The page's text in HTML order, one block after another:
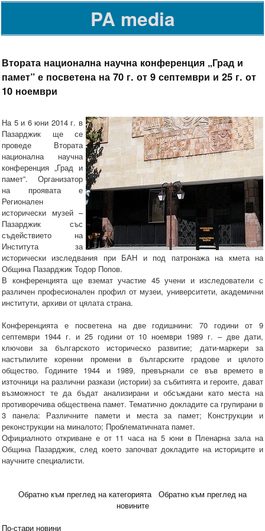
PA media
Втората национална научна конференция „Град и
памет” е посветена на 70 г. от 9 септември и 25 г. от
10 ноември
На 5 и 6 юни 2014 г. в
Пазарджик ще се
проведе Втората
национална научна
конференция „Град и
памет”. Организатор
на проявата е
Регионален
исторически музей –
Пазарджик със
съдействието на
Института за
исторически изследвания при БАН и под патронажа на кмета на
Община Пазарджик Тодор Попов.
В конференцията ще вземат участие 45 учени и изследователи с
различен професионален профил от музеи, университети, академични
институти, архиви от цялата страна.
Конференцията е посветена на две годишнини: 70 години от 9
септември 1944 г. и 25 години от 10 ноември 1989 г. – две дати,
ключови за българското историческо развитие; дати-маркери за
настъпилите коренни промени в българските градове и цялото
общество. Годините 1944 и 1989, превърнали се във времето в
източници на различни разкази (истории) за събитията и героите, дават
възможност те да бъдат анализирани и обсъждани като места на
противоречива обществена памет. Тематично докладите са групирани в
3 панела: Различните памети и места за памет; Конструкции и
реконструкции на миналото; Проблематичната памет.
Официалното откриване е от 11 часа на 5 юни в Пленарна зала на
Община Пазарджик, след което започват докладите на историците и
научните специалисти.
Обратно към преглед на категорията
Обратно към преглед на
новините
По-стари новини